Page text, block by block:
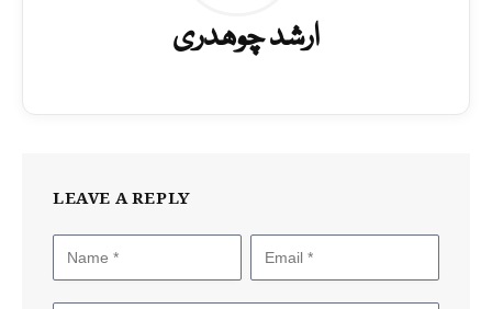
ارشد چوھدری
LEAVE A REPLY